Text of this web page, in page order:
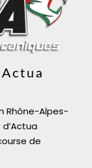
Rhône-Alpes-
de